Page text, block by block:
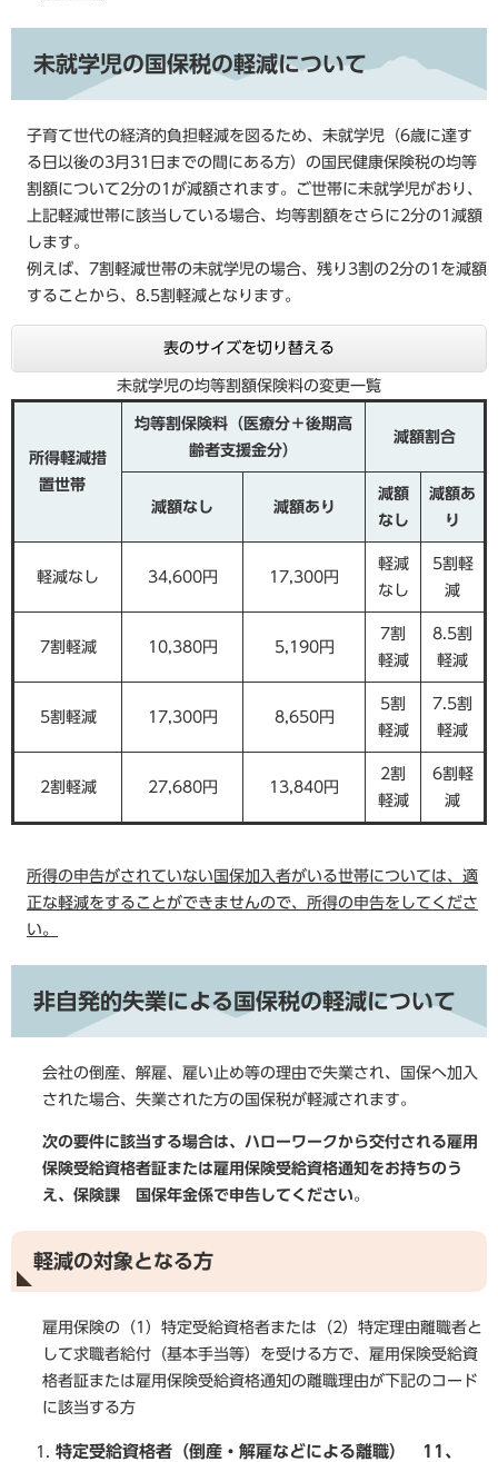
未就学児の国保税の軽減について
子育て世代の経済的負担軽減を図るため、未就学児（6歳に達す
る日以後の3月31日までの間にある方）の国民健康保険税の均等
割額について2分の1が減額されます。ご世帯に未就学児がおり、
上記軽減世帯に該当している場合、均等割額をさらに2分の1減額
します。
例えば、7割軽減世帯の未就学児の場合、残り3割の2分の1を減額
することから、8.5割軽減となります。
表のサイズを切り替える
未就学児の均等割額保険料の変更一覧
所得軽減措
置世帯
均等割保険料（医療分＋後期高
齢者支援金分）
減額割合
減額なし 減額あり
減額
なし
減額あ
り
軽減なし 34,600円 17,300円
軽減
なし
5割軽
減
7割軽減 10,380円 5,190円
7割
軽減
8.5割
軽減
5割軽減 17,300円 8,650円
5割
軽減
7.5割
軽減
2割軽減 27,680円 13,840円
2割
軽減
6割軽
減
所得の申告がされていない国保加入者がいる世帯については、適
正な軽減をすることができませんので、所得の申告をしてくださ
い。
非自発的失業による国保税の軽減について
会社の倒産、解雇、雇い止め等の理由で失業され、国保へ加入
された場合、失業された方の国保税が軽減されます。
次の要件に該当する場合は、ハローワークから交付される雇用
保険受給資格者証または雇用保険受給資格通知をお持ちのう
え、保険課 国保年金係で申告してください。
軽減の対象となる方
雇用保険の（1）特定受給資格者または（2）特定理由離職者と
して求職者給付（基本手当等）を受ける方で、雇用保険受給資
格者証または雇用保険受給資格通知の離職理由が下記のコード
に該当する方
特定受給資格者（倒産・解雇などによる離職） 11、